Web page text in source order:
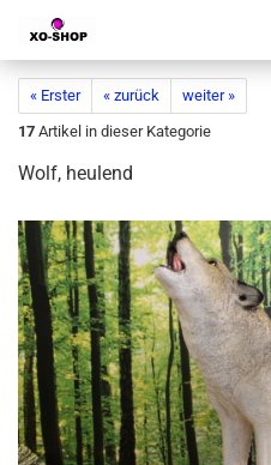
« Erster « zurück
weiter »
17 Artikel in dieser Kategorie
Wolf, heulend